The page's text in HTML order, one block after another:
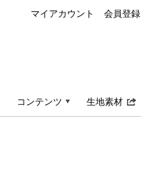
マイアカウント 会員登録
コンテンツ 生地素材